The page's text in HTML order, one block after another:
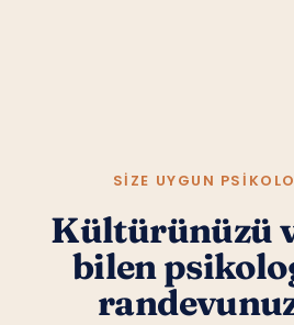
SIZE UYGUN
Kültürünüzü
bilen